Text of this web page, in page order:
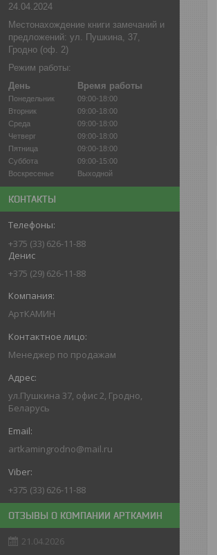
24.04.2024
Местонахождение книги замечаний и
предложений: ул. Пушкина, 37,
Гродно (оф. 2)
Режим работы:
День
Время работы
Понедельник
09:00-18:00
Вторник
09:00-18:00
Среда
09:00-18:00
Четверг
09:00-18:00
Пятница
09:00-18:00
Суббота
09:00-15:00
Воскресенье
Выходной
КОНТАКТЫ
+375 (33) 626-11-88
Денис
+375 (29) 626-11-88
АртКАМИН
Менеджер по продажам
ул.Пушкина 37, офис 2, Гродно,
Беларусь
artkamingrodno@mail.ru
+375 (33) 626-11-88
ОТЗЫВЫ О КОМПАНИИ АРТКАМИН
21.04.2026